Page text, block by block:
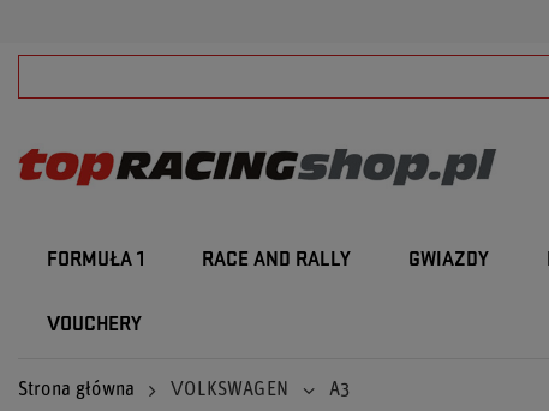
FORMUŁA 1 RACE AND RALLY GWIAZDY
VOUCHERY
Strona główna VOLKSWAGEN A3